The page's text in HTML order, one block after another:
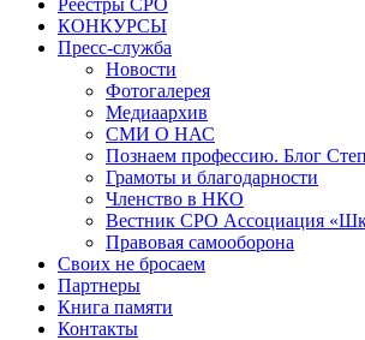
Реестры СРО
КОНКУРСЫ
Пресс-служба
Новости
Фотогалерея
Медиаархив
СМИ О НАС
Познаем профессию. Блог
Грамоты и благодарности
Членство в НКО
Вестник СРО Ассоциация
Правовая самооборона
Своих не бросаем
Партнеры
Книга памяти
Контакты